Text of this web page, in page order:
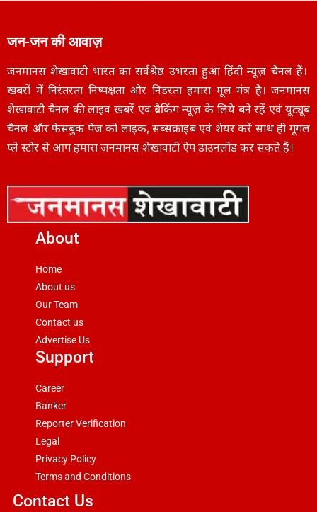
जन-जन की आवाज़
जनमानस शेखावाटी भारत का सर्वश्रेष्ठ उभरता हुआ हिंदी न्यूज़ चैनल हैं।
खबरों में निरंतरता निष्पक्षता और निडरता हमारा मूल मंत्र है। जनमानस
शेखावाटी चैनल की लाइव खबरें एवं ब्रैकिंग न्यूज़ के लिये बने रहें एवं यूट्यूब
चैनल और फेसबुक पेज को लाइक, सब्सक्राइब एवं शेयर करें साथ ही गूगल
प्ले स्टोर से आप हमारा जनमानस शेखावाटी ऐप डाउनलोड कर सकते हैं।
About
Home
About us
Our Team
Contact us
Advertise Us
Support
Career
Banker
Reporter Verification
Legal
Privacy Policy
Terms and Conditions
Contact Us